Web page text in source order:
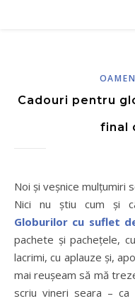
Cadouri pentru
final
Noi și veșnice mulțumiri se cuvin astăzi, la final de campanie.
Nici nu știu cum și
Globurilor cu suflet
pachete și pachețele,
lacrimi, cu aplauze și,
mai reușeam să mă
scriu vineri seara –